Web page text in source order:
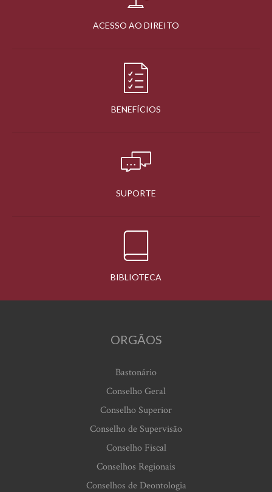
ACESSO AO DIREITO
BENEFÍCIOS
SUPORTE
BIBLIOTECA
ORGÃOS
Bastonário
Conselho Geral
Conselho Superior
Conselho de Supervisão
Conselho Fiscal
Conselhos Regionais
Conselhos de Deontologia